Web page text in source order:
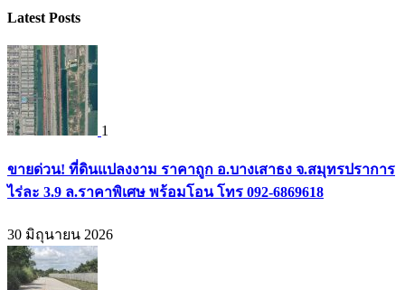
Latest Posts
1
ขายด่วน! ที่ดินแปลงงาม ราคาถูก อ.บางเสาธง จ.สมุทรปราการ
ไร่ละ 3.9 ล.ราคาพิเศษ พร้อมโอน โทร 092-6869618
30 มิถุนายน 2026